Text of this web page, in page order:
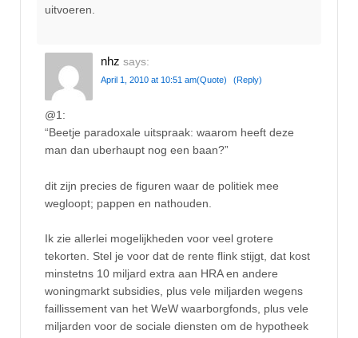
uitvoeren.
nhz says:
April 1, 2010 at 10:51 am(Quote) (Reply)
@1:
“Beetje paradoxale uitspraak: waarom heeft deze
man dan uberhaupt nog een baan?”
dit zijn precies de figuren waar de politiek mee
wegloopt; pappen en nathouden.
Ik zie allerlei mogelijkheden voor veel grotere
tekorten. Stel je voor dat de rente flink stijgt, dat kost
minstetns 10 miljard extra aan HRA en andere
woningmarkt subsidies, plus vele miljarden wegens
faillissement van het WeW waarborgfonds, plus vele
miljarden voor de sociale diensten om de hypotheek